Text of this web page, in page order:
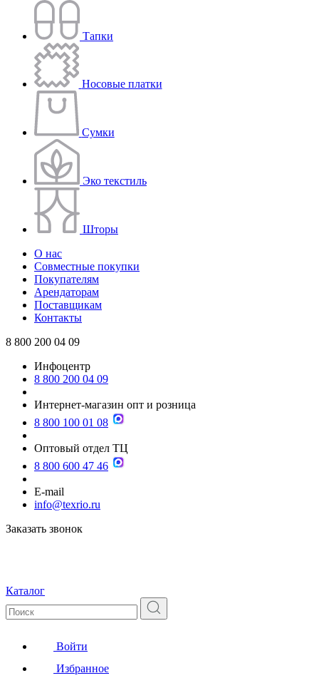
Тапки
Носовые платки
Сумки
Эко текстиль
Шторы
О нас
Совместные покупки
Покупателям
Арендаторам
Поставщикам
Контакты
8 800 200 04 09
Инфоцентр
8 800 200 04 09
Интернет-магазин опт и розница
8 800 100 01 08
Оптовый отдел ТЦ
8 800 600 47 46
E-mail
info@texrio.ru
Заказать звонок
Каталог
Войти
Избранное